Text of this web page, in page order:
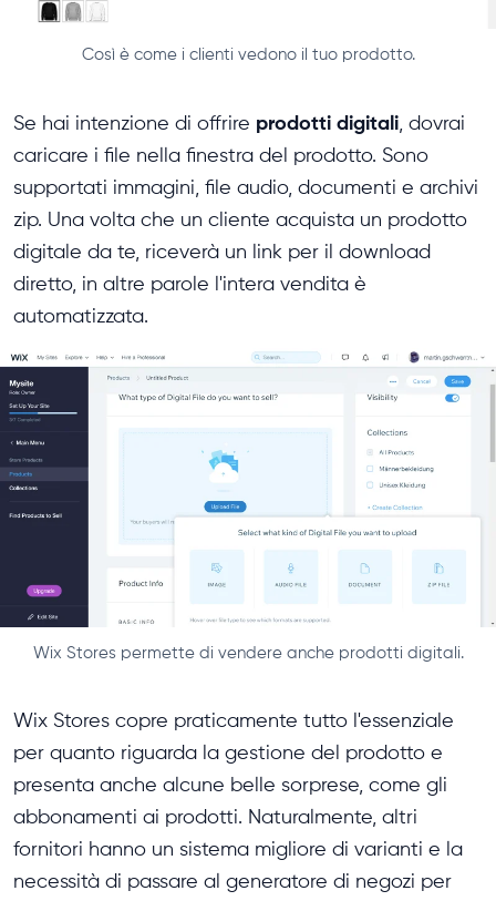
Così è come i clienti vedono il tuo prodotto.
Se hai intenzione di offrire prodotti digitali, dovrai
caricare i file nella finestra del prodotto. Sono
supportati immagini, file audio, documenti e archivi
zip. Una volta che un cliente acquista un prodotto
digitale da te, riceverà un link per il download
diretto, in altre parole l'intera vendita è
automatizzata.
Wix Stores permette di vendere anche prodotti digitali.
Wix Stores copre praticamente tutto l'essenziale
per quanto riguarda la gestione del prodotto e
presenta anche alcune belle sorprese, come gli
abbonamenti ai prodotti. Naturalmente, altri
fornitori hanno un sistema migliore di varianti e la
necessità di passare al generatore di negozi per